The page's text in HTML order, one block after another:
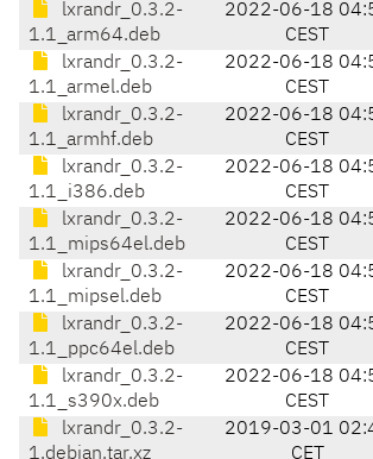
lxrandr_0.3.2-
1.1_arm64.deb
2022-06-18
CEST
lxrandr_0.3.2-
1.1_armel.deb
2022-06-18
CEST
lxrandr_0.3.2-
1.1_armhf.deb
2022-06-18
CEST
lxrandr_0.3.2-
1.1_i386.deb
2022-06-18
CEST
lxrandr_0.3.2-
1.1_mips64el.deb
2022-06-18
CEST
lxrandr_0.3.2-
1.1_mipsel.deb
2022-06-18
CEST
lxrandr_0.3.2-
1.1_ppc64el.deb
2022-06-18
CEST
lxrandr_0.3.2-
1.1_s390x.deb
2022-06-18
CEST
lxrandr_0.3.2-
1.debian.tar.xz
2019-03-01
CET